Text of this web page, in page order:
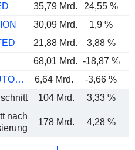
35,79 Mrd. 24,55 %
30,09 Mrd. 1,9 %
21,88 Mrd. 3,88 %
68,01 Mrd. -18,87 %
ANHUI JIANGHUAI AUTOMOBILE GROUP CORP.,LTD.
6,64 Mrd. -3,66 %
104 Mrd. 3,33 %
nach
178 Mrd. 4,28 %